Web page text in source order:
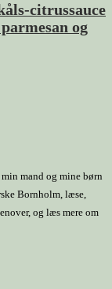
citrussauce
og
mand og mine børn
Bornholm, læse,
og læs mere om